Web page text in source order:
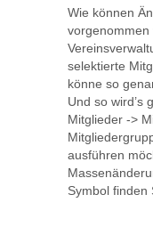
Wie können
vorgenommen
selektierte
könne so
Und so wird’s
Mitglieder ->
ausführen
Symbol finden